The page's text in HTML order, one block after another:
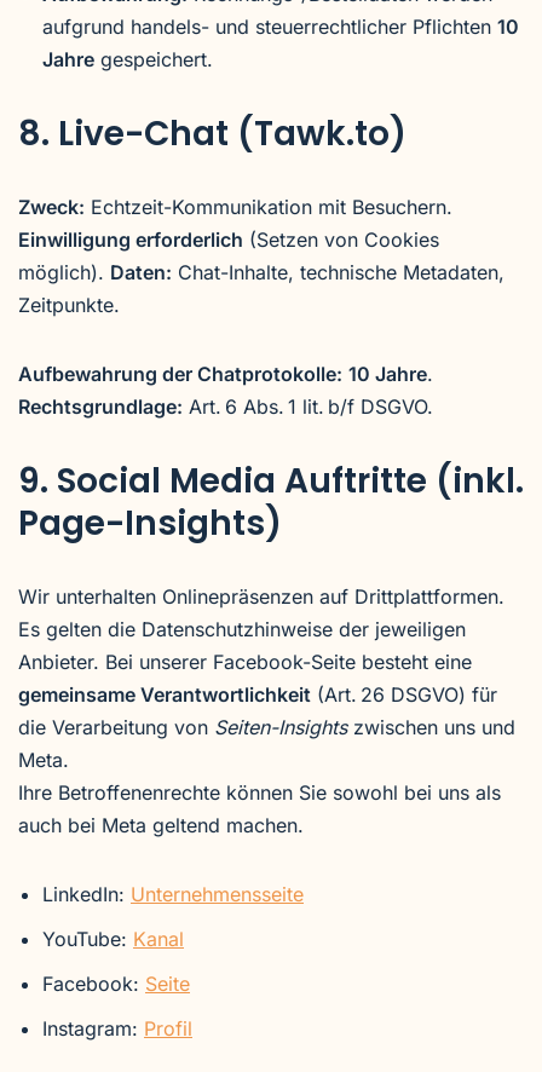
aufgrund handels- und steuerrechtlicher Pflichten 10
Jahre gespeichert.
8. Live-Chat (Tawk.to)
Zweck: Echtzeit-Kommunikation mit Besuchern.
Einwilligung erforderlich (Setzen von Cookies
möglich). Daten: Chat-Inhalte, technische Metadaten,
Zeitpunkte.
Aufbewahrung der Chatprotokolle: 10 Jahre.
Rechtsgrundlage: Art. 6 Abs. 1 lit. b/f DSGVO.
9. Social Media Auftritte (inkl.
Page-Insights)
Wir unterhalten Onlinepräsenzen auf Drittplattformen.
Es gelten die Datenschutzhinweise der jeweiligen
Anbieter. Bei unserer Facebook-Seite besteht eine
gemeinsame Verantwortlichkeit (Art. 26 DSGVO) für
die Verarbeitung von Seiten-Insightszwischen uns und
Meta.
Ihre Betroffenenrechte können Sie sowohl bei uns als
auch bei Meta geltend machen.
LinkedIn: Unternehmensseite
YouTube: Kanal
Facebook: Seite
Instagram: Profil